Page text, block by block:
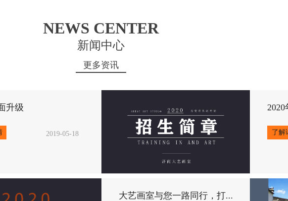
NEWS CENTER
新闻中心
更多资讯
了解详情
大艺画室与您一路同行，打...